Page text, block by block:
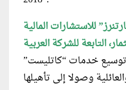
للاستشارات المالية
التابعة للشركة العربية
خدمات “كاتليست”
وصولا إلى تأهيلها